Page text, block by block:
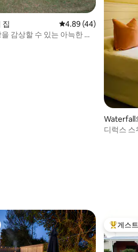
평점 4.89점(5점 만점),
4.89 (44)
감상할 수 있는 아늑한 휴
Waterfall
디럭스 스
상위 게
게스